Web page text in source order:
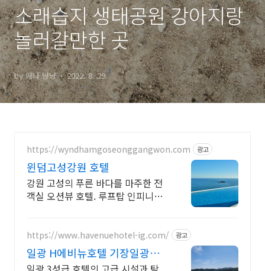
소래습지 생태공원 강아지랑
놀러갈만한 곳
by 애나 냥냥 2022. 8. 29.
https://wyndhamgoseonggangwon.com 광고
윈덤고성강원 호텔
강원 고성의 푸른 바다를 마주한 전
객실 오션뷰 호텔. 루프탑 인피니티
https://www.havenuehotel-ig.com/ 광고
일광 H에비뉴호텔 기장일광점
뷔페식 조식 운영 중